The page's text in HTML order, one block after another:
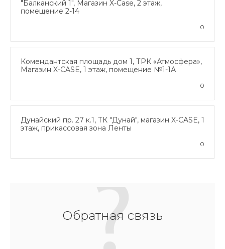
"Балканский 1", Магазин X-Case, 2 этаж,
помещение 2-14
0
Комендантская площадь дом 1, ТРК «Атмосфера»,
Магазин X-CASE, 1 этаж, помещение №1-1А
0
Дунайский пр. 27 к.1, ТК "Дунай", магазин X-CASE, 1
этаж, прикассовая зона Ленты
0
Обратная связь